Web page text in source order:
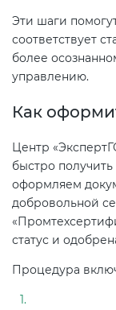
Эти шаги
соответствует
более
управлению.
Как
Центр
быстро
оформляем
добровольной
статус и
Процедура